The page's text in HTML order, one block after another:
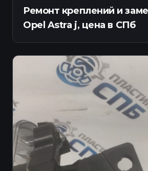
Ремонт креплений и
Opel Astra j, цена в СПб